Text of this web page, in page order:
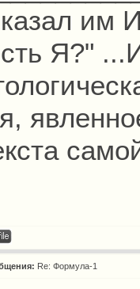
им
Я?"
Re: Формула-1